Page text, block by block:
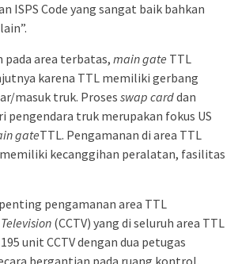
ISPS Code yang sangat baik bahkan
area terbatas, main gate TTL
karena TTL memiliki gerbang
masuk truk. Proses swap carddan
pengendara truk merupakan fokus US
gateTTL. Pengamanan di area TTL
kecanggihan peralatan, fasilitas
pengamanan area TTL
(CCTV) yang di seluruh area TTL
unit CCTV dengan dua petugas